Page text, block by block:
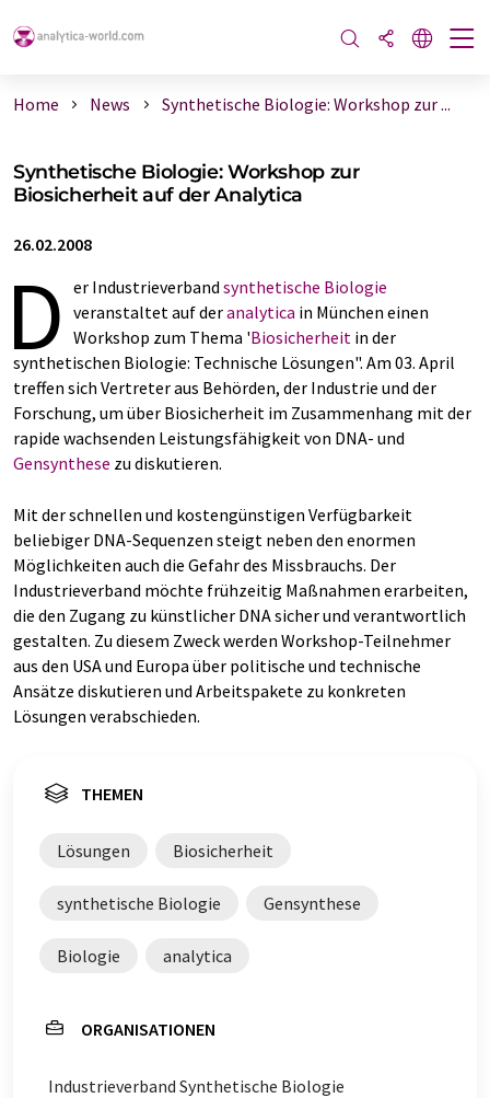
Home News Synthetische Biologie: Workshop zur ...
Synthetische Biologie: Workshop zur
Biosicherheit auf der Analytica
26.02.2008
D er Industrieverband synthetische Biologie
veranstaltet auf deranalytica in München einen
Workshop zum Thema 'Biosicherheit in der
synthetischen Biologie: Technische Lösungen". Am 03. April
treffen sich Vertreter aus Behörden, der Industrie und der
Forschung, um über Biosicherheit im Zusammenhang mit der
rapide wachsenden Leistungsfähigkeit von DNA- und
Gensynthese zu diskutieren.
Mit der schnellen und kostengünstigen Verfügbarkeit
beliebiger DNA-Sequenzen steigt neben den enormen
Möglichkeiten auch die Gefahr des Missbrauchs. Der
Industrieverband möchte frühzeitig Maßnahmen erarbeiten,
die den Zugang zu künstlicher DNA sicher und verantwortlich
gestalten. Zu diesem Zweck werden Workshop-Teilnehmer
aus den USA und Europa über politische und technische
Ansätze diskutieren und Arbeitspakete zu konkreten
Lösungen verabschieden.
THEMEN
Lösungen Biosicherheit
synthetische Biologie Gensynthese
Biologie analytica
ORGANISATIONEN
Industrieverband Synthetische Biologie